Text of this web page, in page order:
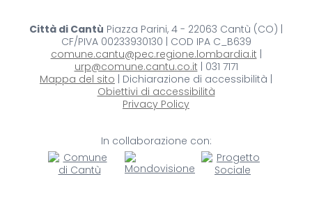
Città di Cantù Piazza Parini, 4 - 22063 Cantù (CO) |
CF/PIVA 00233930130 | COD IPA C_B639
comune.cantu@pec.regione.lombardia.it |
urp@comune.cantu.co.it | 031 7171
Mappa del sito | Dichiarazione di accessibilità |
Obiettivi di accessibilità
Privacy Policy
In collaborazione con: